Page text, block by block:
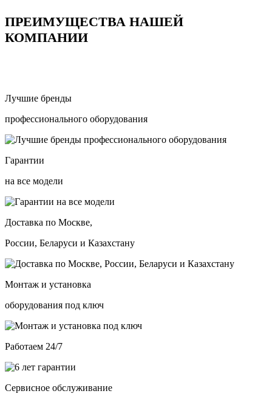
ПРЕИМУЩЕСТВА НАШЕЙ
КОМПАНИИ
Лучшие бренды
профессионального оборудования
Гарантии
на все модели
Доставка по Москве,
России, Беларуси и Казахстану
Монтаж и установка
оборудования под ключ
Работаем 24/7
Сервисное обслуживание